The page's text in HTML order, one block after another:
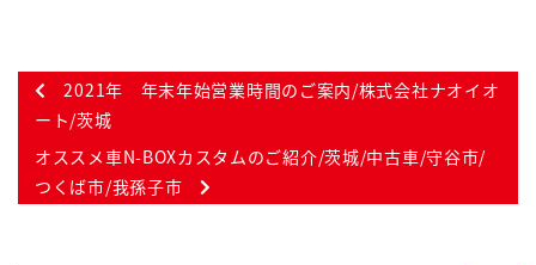
2021年 年末年始営業時間のご案内/株式会社ナオイオ
ート/茨城
オススメ車N-BOXカスタムのご紹介/茨城/中古車/守谷市/
つくば市/我孫子市